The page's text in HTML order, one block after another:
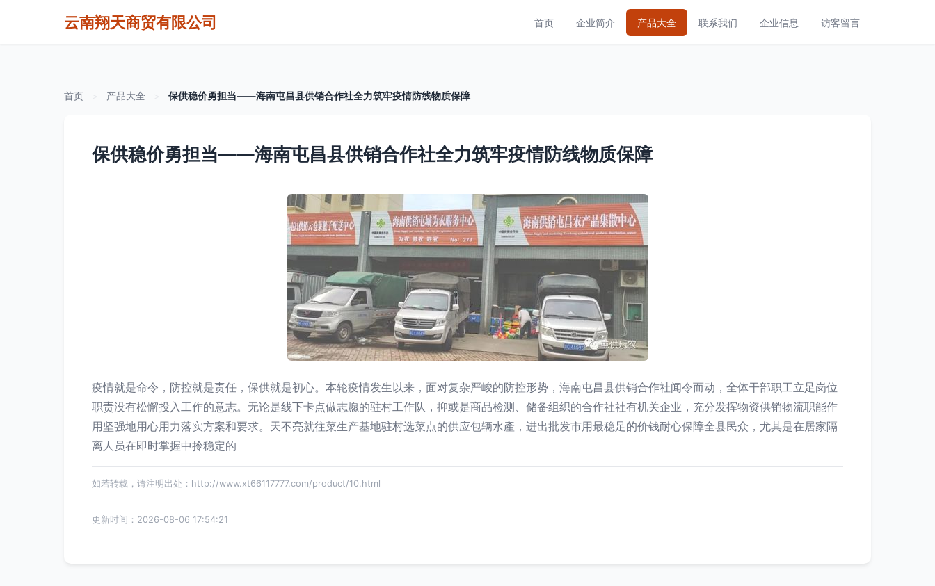
云南翔天商贸有限公司 首页 企业简介 产品大全 联系我们 企业信息 访客留言
首页 产品大全 保供稳价勇担当——海南屯昌县供销合作社全力筑牢疫情防线物质保障
保供稳价勇担当——海南屯昌县供销合作社全力筑牢疫情防线物质保障
疫情就是命令，防控就是责任，保供就是初心。本轮疫情发生以来，面对复杂严峻的防控形势，海南屯昌县供销合作社闻令而动，全体干部职工立足岗位
职责没有松懈投入工作的意志。无论是线下卡点做志愿的驻村工作队，抑或是商品检测、储备组织的合作社社有机关企业，充分发挥物资供销物流职能作
用坚强地用心用力落实方案和要求。天不亮就往菜生产基地驻村选菜点的供应包辆水產，进出批发市用最稳足的价钱耐心保障全县民众，尤其是在居家隔
离人员在即时掌握中拎稳定的
如若转载，请注明出处：http://www.xt66117777.com/product/10.html
更新时间：2026-08-06 17:54:21